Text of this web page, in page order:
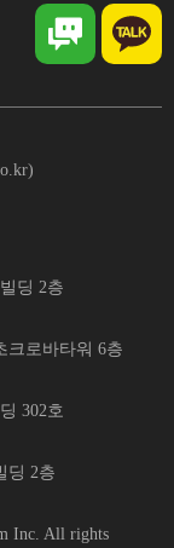
딩 2층
크로바타워 6층
302호
딩 2층
Inc. All rights